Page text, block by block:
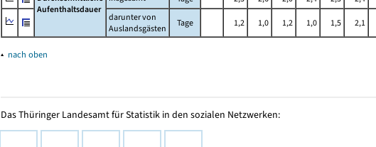
Aufenthaltsdauer
darunter von
Auslandsgästen
Tage 1,2 1,0 1,2 1,0 1,5 2,1
▴ nach oben
Das Thüringer Landesamt für Statistik in den sozialen Netzwerken: